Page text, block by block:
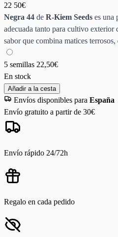
22 50€
Negra 44 de R-Kiem Seeds es una
adecuada tanto para cultivo
sabor que combina matices terrosos,
5 semillas 22,50€
En stock
Añadir a la cesta
Envíos disponibles para España
Envío gratuito a partir de 30€
Envío rápido 24/72h
Regalo en cada pedido